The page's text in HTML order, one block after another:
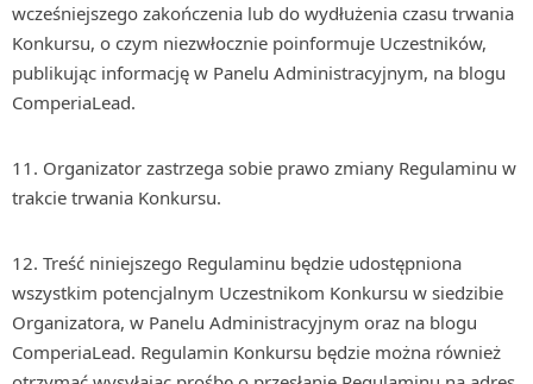
wcześniejszego zakończenia lub do wydłużenia czasu trwania
Konkursu, o czym niezwłocznie poinformuje Uczestników,
publikując informację w Panelu Administracyjnym, na blogu
ComperiaLead.
11. Organizator zastrzega sobie prawo zmiany Regulaminu w
trakcie trwania Konkursu.
12. Treść niniejszego Regulaminu będzie udostępniona
wszystkim potencjalnym Uczestnikom Konkursu w siedzibie
Organizatora, w Panelu Administracyjnym oraz na blogu
ComperiaLead. Regulamin Konkursu będzie można również